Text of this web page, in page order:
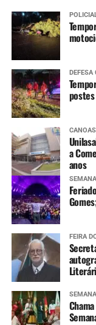
DEFESA
CANOAS
a
anos
FEIRA